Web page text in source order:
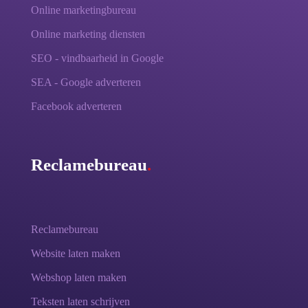
Online marketingbureau
Online marketing diensten
SEO - vindbaarheid in Google
SEA - Google adverteren
Facebook adverteren
Reclamebureau.
Reclamebureau
Website laten maken
Webshop laten maken
Teksten laten schrijven